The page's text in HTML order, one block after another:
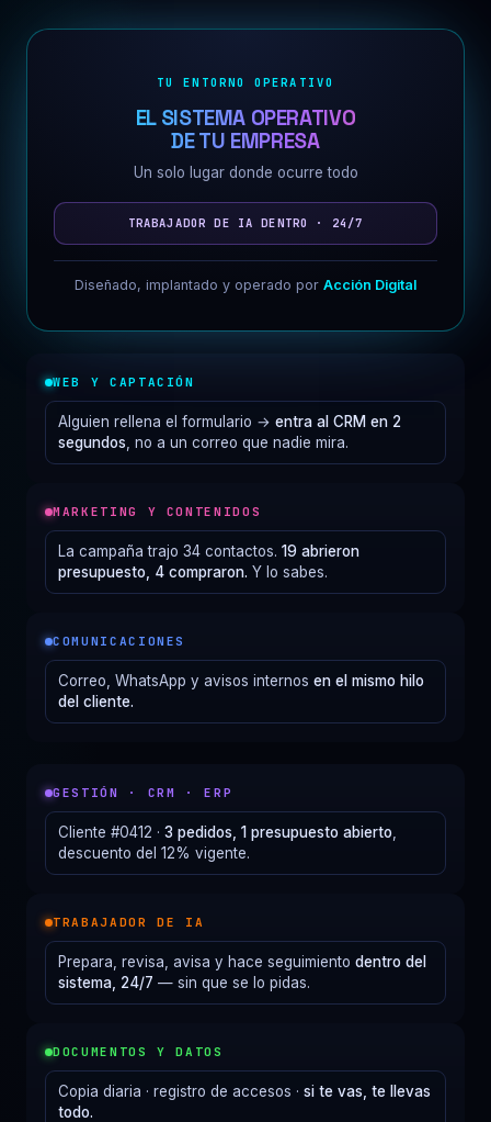
WEB Y CAPTACIÓN
Alguien rellena el formulario → entra al CRM en 2
segundos , no a un correo que nadie mira.
MARKETING Y CONTENIDOS
La campaña trajo 34 contactos. 19 abrieron
presupuesto, 4 compraron. Y lo sabes.
COMUNICACIONES
Correo, WhatsApp y avisos internos en el mismo hilo
del cliente.
TU ENTORNO OPERATIVO
EL SISTEMA OPERATIVO
DE TU EMPRESA
Un solo lugar donde ocurre todo
TRABAJADOR DE IA DENTRO · 24/7
Diseñado, implantado y operado por Acción Digital
GESTIÓN · CRM · ERP
Cliente #0412 · 3 pedidos, 1 presupuesto abierto
descuento del 12% vigente.
TRABAJADOR DE IA
Prepara, revisa, avisa y hace seguimiento dentro del
sistema, 24/7 — sin que se lo pidas.
DOCUMENTOS Y DATOS
Copia diaria · registro de accesos · si te vas, te llevas
todo.